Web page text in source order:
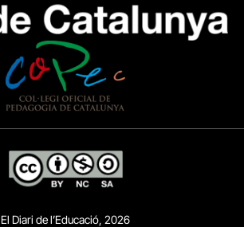
El Diari de l’Educació, 2026